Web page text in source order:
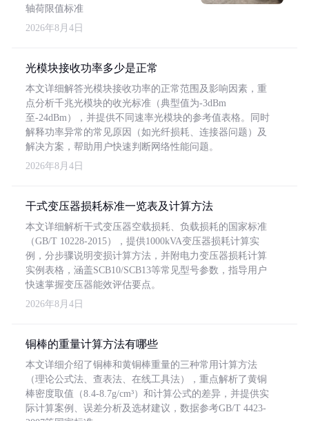
轴荷限值标准
2026年8月4日
光模块接收功率多少是正常
本文详细解答光模块接收功率的正常范围及影响因素，重
点分析千兆光模块的收光标准（典型值为-3dBm
至-24dBm），并提供不同速率光模块的参考值表格。同时
解释功率异常的常见原因（如光纤损耗、连接器问题）及
解决方案，帮助用户快速判断网络性能问题。
2026年8月4日
干式变压器损耗标准一览表及计算方法
本文详细解析干式变压器空载损耗、负载损耗的国家标准
（GB/T 10228-2015），提供1000kVA变压器损耗计算实
例，分步骤说明变损计算方法，并附电力变压器损耗计算
实例表格，涵盖SCB10/SCB13等常见型号参数，指导用户
快速掌握变压器能效评估要点。
2026年8月4日
铜棒的重量计算方法有哪些
本文详细介绍了铜棒和黄铜棒重量的三种常用计算方法
（理论公式法、查表法、在线工具法），重点解析了黄铜
棒密度取值（8.4-8.7g/cm³）和计算公式的差异，并提供实
际计算案例、误差分析及选材建议，数据参考GB/T 4423-